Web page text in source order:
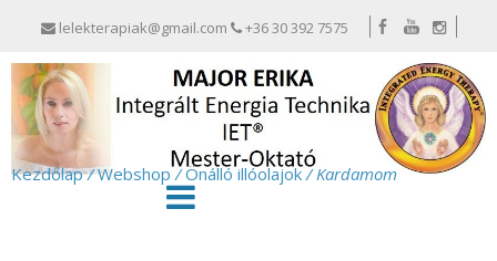
lelekterapiak@gmail.com +36 30 392 7575
Kezdőlap/Webshop/Önálló illóolajok/ Kardamom